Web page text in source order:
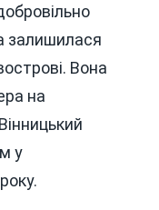
залишилася
Вона
на
у